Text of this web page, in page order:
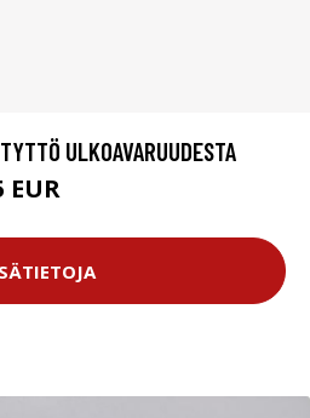
ULKOAVARUUDESTA
EUR